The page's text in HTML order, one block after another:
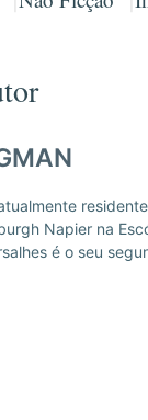
Não Ficção
Napier na
é o seu